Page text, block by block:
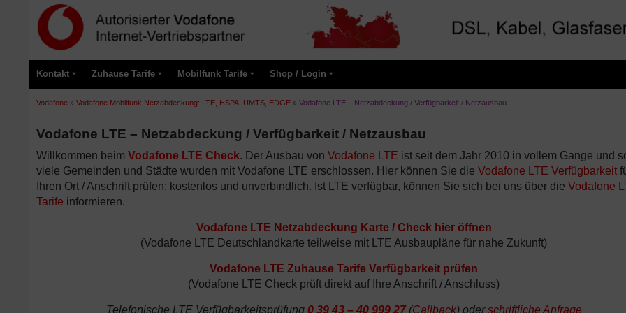
Kontakt Zuhause Tarife Mobilfunk Tarife Shop / Login
Vodafone » Vodafone Mobilfunk Netzabdeckung: LTE, HSPA, UMTS, EDGE » Vodafone LTE – Netzabdeckung / Verfügbarkeit / Netzausbau
Vodafone LTE – Netzabdeckung / Verfügbarkeit / Netzausbau
Willkommen beim Vodafone LTE Check. Der Ausbau von Vodafone LTE ist seit dem Jahr 2010 in vollem Gange und
viele Gemeinden und Städte wurden mit Vodafone LTE erschlossen. Hier können Sie die Vodafone LTE Verfügbarkeit
Ihren Ort / Anschrift prüfen: kostenlos und unverbindlich. Ist LTE verfügbar, können Sie sich bei uns über die Vodafone
Tarife informieren.
Vodafone LTE Netzabdeckung Karte / Check hier öffnen
(Vodafone LTE Deutschlandkarte teilweise mit LTE Ausbaupläne für nahe Zukunft)
Vodafone LTE Zuhause Tarife Verfügbarkeit prüfen
(Vodafone LTE Check prüft direkt auf Ihre Anschrift / Anschluss)
Telefonische LTE Verfügbarkeitsprüfung 0 39 43 – 40 999 27(Callback) oderschriftliche Anfrage